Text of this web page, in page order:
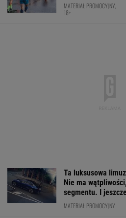
MATERIAŁ PROMOCYJNY,
18+
Ta luksusowa
Nie ma
segmentu. I
MATERIAŁ PROMOCYJNY